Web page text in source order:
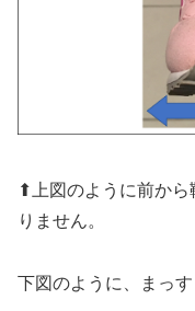
⬆︎上図のように前か
りません。
下図のように、まっ